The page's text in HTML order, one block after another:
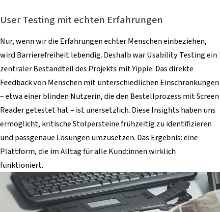
User Testing mit echten Erfahrungen
Nur, wenn wir die Erfahrungen echter Menschen einbeziehen,
wird Barrierefreiheit lebendig. Deshalb war Usability Testing ein
zentraler Bestandteil des Projekts mit Yippie. Das direkte
Feedback von Menschen mit unterschiedlichen Einschränkungen
– etwa einer blinden Nutzerin, die den Bestellprozess mit Screen
Reader getestet hat – ist unersetzlich. Diese Insights haben uns
ermöglicht, kritische Stolpersteine frühzeitig zu identifizieren
und passgenaue Lösungen umzusetzen. Das Ergebnis: eine
Plattform, die im Alltag für alle Kund:innen wirklich
funktioniert.